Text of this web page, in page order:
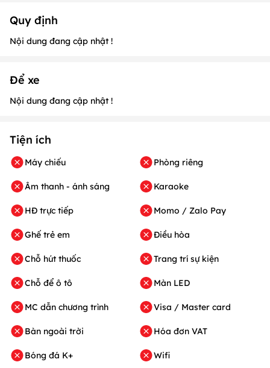
Quy định
Nội dung đang cập nhật !
Để xe
Nội dung đang cập nhật !
Tiện ích
Máy chiếu
Âm thanh - ánh sáng
HĐ trực tiếp
Ghế trẻ em
Chỗ hút thuốc
Chỗ để ô tô
MC dẫn chương trình
Bàn ngoài trời
Bóng đá K+
Phòng riêng
Karaoke
Momo / Zalo Pay
Điều hòa
Trang trí sự kiện
Màn LED
Visa / Master card
Hóa đơn VAT
Wifi